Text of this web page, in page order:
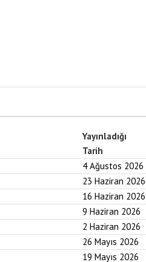
Yayınladığı
Tarih
4 Ağustos 2026
23 Haziran 2026
16 Haziran 2026
9 Haziran 2026
2 Haziran 2026
26 Mayıs 2026
19 Mayıs 2026